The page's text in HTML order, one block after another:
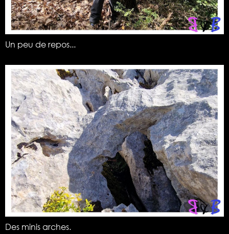
Un peu de repos...
Des minis arches.